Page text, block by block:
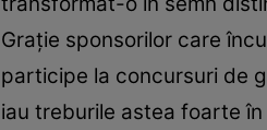
Graţie sponsorilor care
participe la concursuri de
iau treburile astea foarte